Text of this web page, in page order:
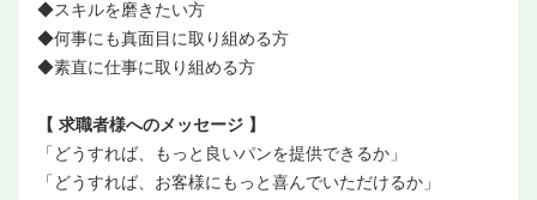
◆スキルを磨きたい方
◆何事にも真面目に取り組める方
◆素直に仕事に取り組める方
【 求職者様へのメッセージ 】
「どうすれば、もっと良いパンを提供できるか」
「どうすれば、お客様にもっと喜んでいただけるか」